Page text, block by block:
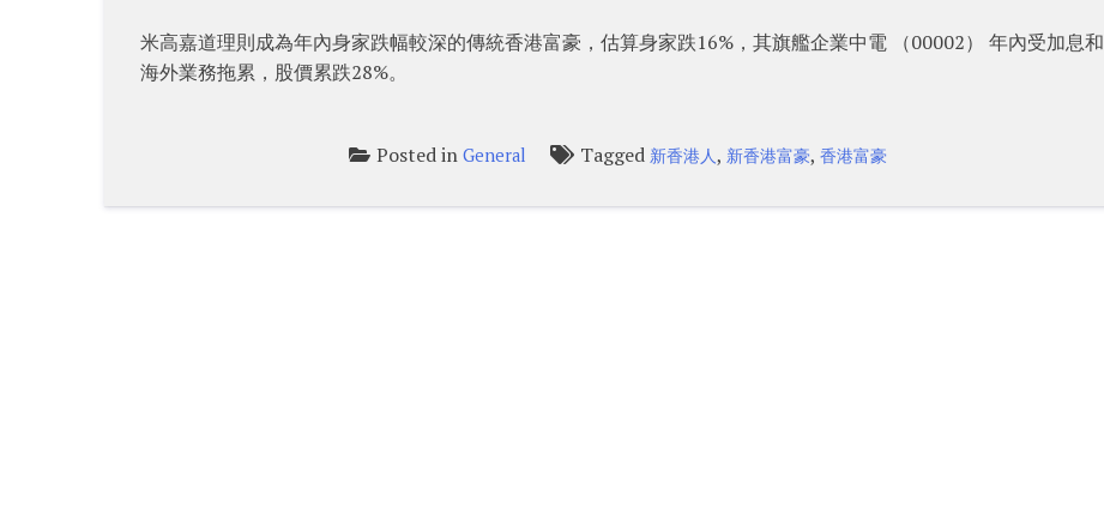
米高嘉道理則成為年內身家跌幅較深的傳統香港富豪，估算身家跌16%，其旗艦企業中電 （00002） 年內受加息和
海外業務拖累，股價累跌28%。
Posted inGeneral Tagged 新香港人, 新香港富豪,香港富豪